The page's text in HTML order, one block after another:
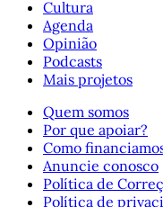
Cultura
Agenda
Opinião
Podcasts
Mais projetos
Quem somos
Por que apoiar?
Como
Anuncie conosco
Política de
Política de